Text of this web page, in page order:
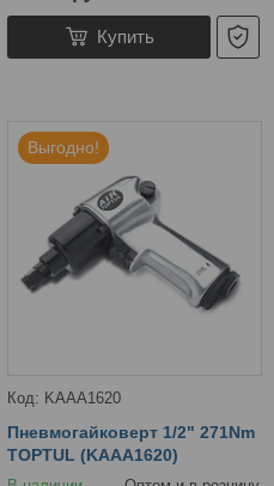
Купить
Выгодно!
KAAA1620
Пневмогайковерт 1/2" 271Nm
TOPTUL (KAAA1620)